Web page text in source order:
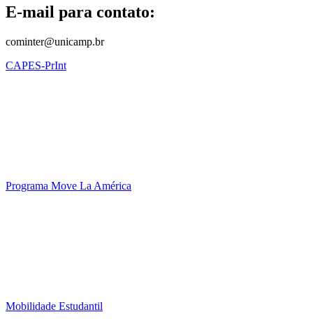
E-mail para contato:
cominter@unicamp.br
CAPES-PrInt
Programa Move La América
Mobilidade Estudantil